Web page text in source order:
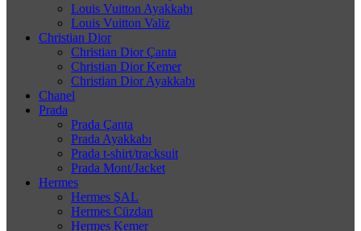
Louis Vuitton Ayakkabı
Louis Vuitton Valiz
Christian Dior
Christian Dior Çanta
Christian Dior Kemer
Christian Dior Ayakkabı
Chanel
Prada
Prada Çanta
Prada Ayakkabı
Prada t-shirt/tracksuit
Prada Mont/Jacket
Hermes
Hermes ŞAL
Hermes Cüzdan
Hermes Kemer